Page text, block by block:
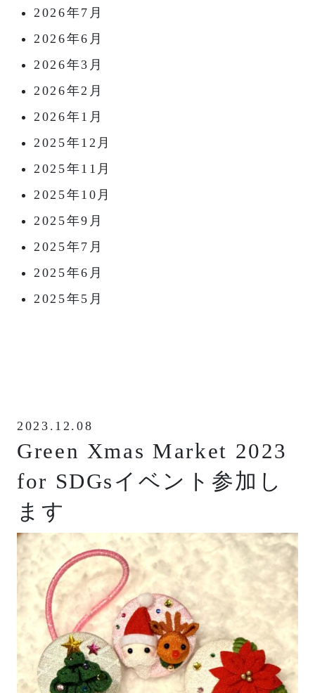
2026年7月
2026年6月
2026年3月
2026年2月
2026年1月
2025年12月
2025年11月
2025年10月
2025年9月
2025年7月
2025年6月
2025年5月
2023.12.08
Green Xmas Market 2023
for SDGsイベント参加し
ます